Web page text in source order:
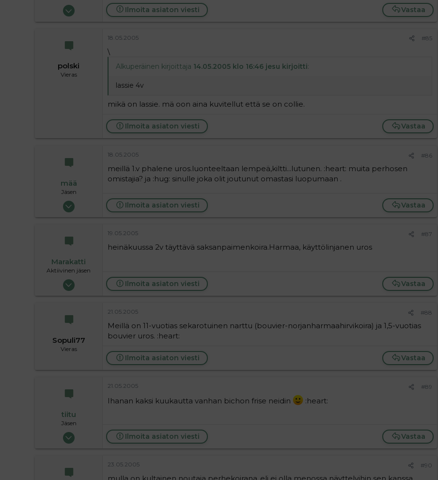
26.05.2004
Vastaa
Ilmoita asiaton viesti
polski
Vieras
18.05.2005 #85
\
Alkuperäinen kirjoittaja 14.05.2005 klo 16:46 jesu kirjoitti:
lassie 4v
mikä on lassie. mä oon aina kuvitellut että se on collie.
Vastaa
Ilmoita asiaton viesti
mää
Jäsen
30.05.2004
18.05.2005 #86
meillä 1.v phalene uros.luonteeltaan lempeä,kiltti...lutunen. :heart: muita perhosen
omistajia? ja :hug: sinulle joka olit joutunut omastasi luopumaan .
Vastaa
Ilmoita asiaton viesti
Marakatti
Aktiivinen jäsen
06.07.2004
19.05.2005 #87
heinäkuussa 2v täyttävä saksanpaimenkoira.Harmaa, käyttölinjanen uros
Vastaa
Ilmoita asiaton viesti
Sopuli77
Vieras
21.05.2005 #88
Meillä on 11-vuotias sekarotuinen narttu (bouvier-norjanharmaahirvikoira) ja 1,5-vuotias
bouvier uros. :heart:
Vastaa
Ilmoita asiaton viesti
tiitu
Jäsen
06.08.2004
21.05.2005 #89
Ihanan kaksi kuukautta vanhan bichon frise neidin :heart:
Vastaa
Ilmoita asiaton viesti
23.05.2005 #90